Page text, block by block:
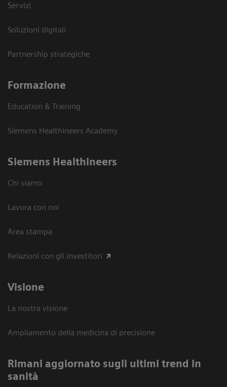
Servizi
Soluzioni digitali
Partnership strategiche
Formazione
Education & Training
Siemens Healthineers Academy
Siemens Healthineers
Chi siamo
Lavora con noi
Area stampa
Relazioni con gli investitori
Visione
La nostra visione
Ampliamento della medicina di precisione
Rimani aggiornato sugli ultimi trend in
sanità